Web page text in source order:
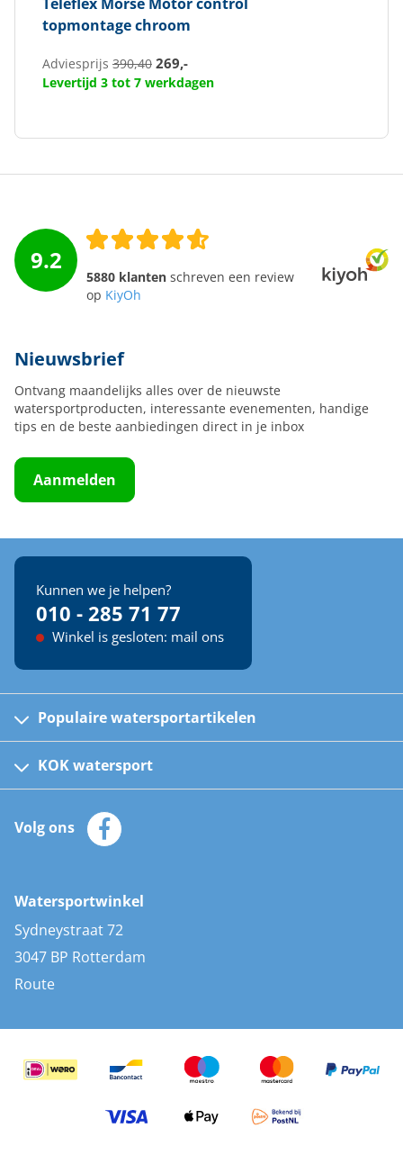
topmontage chroom
Adviesprijs 390,40 269,-
Levertijd 3 tot 7 werkdagen
9.2
5880 klanten schreven een review
op KiyOh
Nieuwsbrief
Ontvang maandelijks alles over de nieuwste
watersportproducten, interessante evenementen, handige
tips en de beste aanbiedingen direct in je inbox
Aanmelden
Kunnen we je helpen?
010 - 285 71 77
Winkel is gesloten: mail ons
Populaire watersportartikelen
Kinder reddingsvesten
Automatische reddingsvesten
Zeilkleding
Zonnepanelen
AIS transponders
Stootwillen en fenders
Bootkussens
Zwemtrappen
KOK watersport
Klantenservice
Merken
Volg ons
Watersportwinkel
Sydneystraat 72
3047 BP Rotterdam
Route